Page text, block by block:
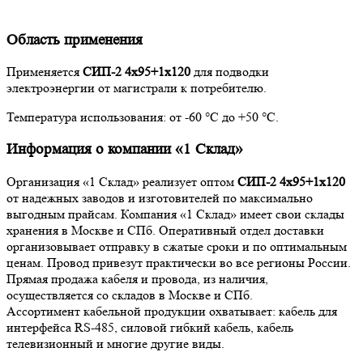
Область применения
Применяется СИП-2 4х95+1х120 для подводки
электроэнергии от магистрали к потребителю.
Температура использования: от -60 °С до +50 °С.
Информация о компании «1 Склад»
Организация «1 Склад» реализует оптом СИП-2 4х95+1х120
от надежных заводов и изготовителей по максимально
выгодным прайсам. Компания «1 Склад» имеет свои склады
хранения в Москве и СПб. Оперативный отдел доставки
организовывает отправку в сжатые сроки и по оптимальным
ценам. Провод привезут практически во все регионы России.
Прямая продажа кабеля и провода, из наличия,
осуществляется со складов в Москве и СПб.
Ассортимент кабельной продукции охватывает: кабель для
интерфейса RS-485, силовой гибкий кабель, кабель
телевизионный и многие другие виды.